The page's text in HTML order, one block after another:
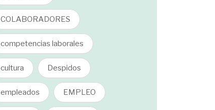
COLABORADORES
competencias laborales
cultura Despidos
empleados EMPLEO